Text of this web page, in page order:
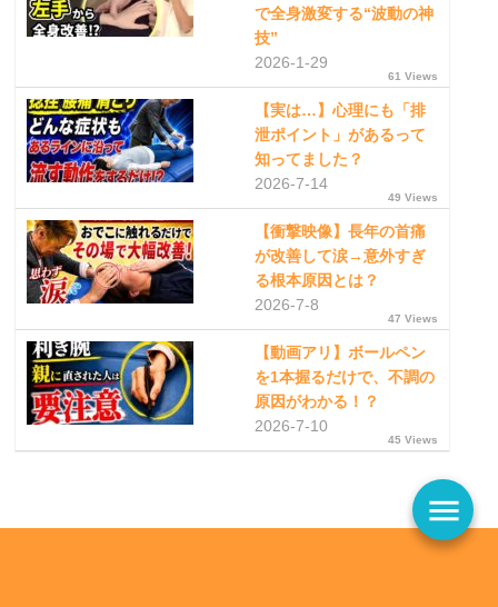
で全身激変する“波動の神
技”
2026-1-29
61 Views
【実は…】心理にも「排
泄ポイント」があるって
知ってました？
2026-7-14
49 Views
【衝撃映像】長年の首痛
が改善して涙→意外すぎ
る根本原因とは？
2026-7-8
47 Views
【動画アリ】ボールペン
を1本握るだけで、不調の
原因がわかる！？
2026-7-10
45 Views
menu